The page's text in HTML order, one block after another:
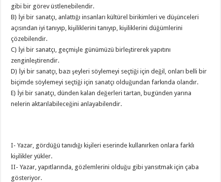
gibi bir görev üstlenebilendir.
B) İyi bir sanatçı, anlattığı insanları kültürel birikimleri ve düşünceleri
açısından iyi tanıyıp, kişiliklerini tanıyıp, kişiliklerini düğümlerini
çözebilendir.
C) İyi bir sanatçı, geçmişle günümüzü birleştirerek yapıtını
zenginleştirendir.
D) İyi bir sanatçı, bazı şeyleri söylemeyi seçtiği için değil, onları belli bir
biçimde söylemeyi seçtiği için sanatçı olduğundan farkında olandır.
E) İyi bir sanatçı, dünden kalan değerleri tartan, bugünden yarına
nelerin aktarılabileceğini anlayabilendir.
I- Yazar, gördüğü tanıdığı kişileri eserinde kullanırken onlara farklı
kişilikler yükler.
II- Yazar, yapıtlarında, gözlemlerini olduğu gibi yansıtmak için çaba
gösteriyor.